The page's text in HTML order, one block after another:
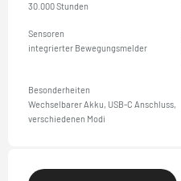
30.000 Stunden
Sensoren
integrierter Bewegungsmelder
Besonderheiten
Wechselbarer Akku, USB-C Anschluss,
verschiedenen Modi